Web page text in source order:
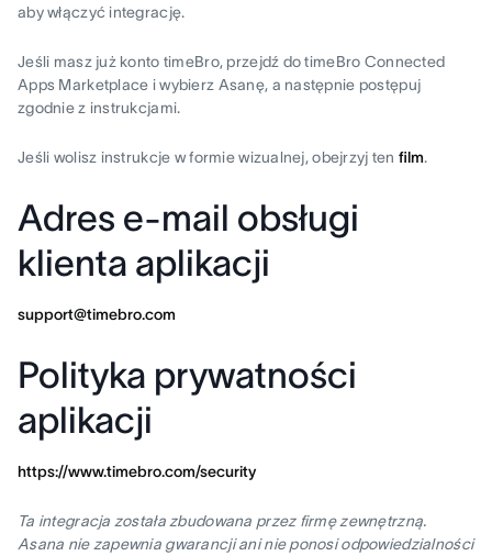
aby włączyć integrację.
Jeśli masz już konto timeBro, przejdź do timeBro Connected
Apps Marketplace i wybierz Asanę, a następnie postępuj
zgodnie z instrukcjami.
Jeśli wolisz instrukcje w formie wizualnej, obejrzyj ten film.
Adres e-mail obsługi
klienta aplikacji
support@timebro.com
Polityka prywatności
aplikacji
https://www.timebro.com/security
Ta integracja została zbudowana przez firmę zewnętrzną.
Asana nie zapewnia gwarancji ani nie ponosi odpowiedzialności